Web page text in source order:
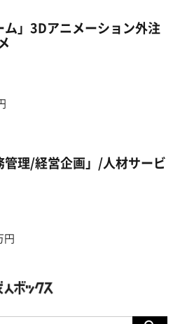
ム」3Dアニメーション外注
理/経営企画」/人材サービ
円